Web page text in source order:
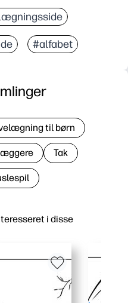
#alfabet
i disse
til børn
Tak